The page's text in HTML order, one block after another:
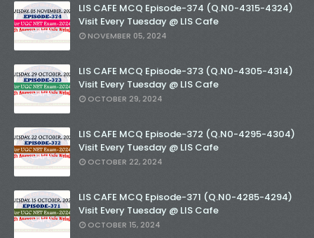
LIS CAFE MCQ Episode-374 (Q.N0-4315-4324)
Visit Every Tuesday @ LIS Cafe
NOVEMBER 05, 2024
LIS CAFE MCQ Episode-373 (Q.N0-4305-4314)
Visit Every Tuesday @ LIS Cafe
OCTOBER 29, 2024
LIS CAFE MCQ Episode-372 (Q.N0-4295-4304)
Visit Every Tuesday @ LIS Cafe
OCTOBER 22, 2024
LIS CAFE MCQ Episode-371 (Q.N0-4285-4294)
Visit Every Tuesday @ LIS Cafe
OCTOBER 15, 2024